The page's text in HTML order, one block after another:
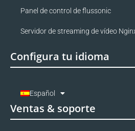
Panel de control de flussonic
Servidor de streaming de vídeo
Configura tu idioma
Español
Ventas & soporte